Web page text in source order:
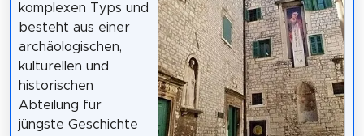
komplexen Typs und
besteht aus einer
archäologischen,
kulturellen und
historischen
Abteilung für
jüngste Geschichte